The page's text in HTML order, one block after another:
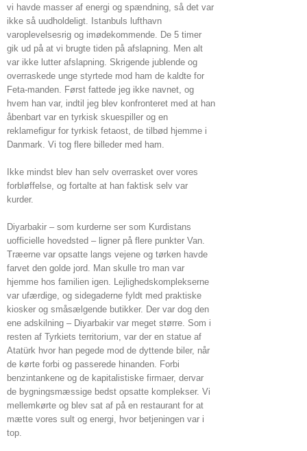
vi havde masser af energi og spændning, så det var
ikke så uudholdeligt. Istanbuls lufthavn
varoplevelsesrig og imødekommende. De 5 timer
gik ud på at vi brugte tiden på afslapning. Men alt
var ikke lutter afslapning. Skrigende jublende og
overraskede unge styrtede mod ham de kaldte for
Feta-manden. Først fattede jeg ikke navnet, og
hvem han var, indtil jeg blev konfronteret med at han
åbenbart var en tyrkisk skuespiller og en
reklamefigur for tyrkisk fetaost, de tilbød hjemme i
Danmark. Vi tog flere billeder med ham.
Ikke mindst blev han selv overrasket over vores
forbløffelse, og fortalte at han faktisk selv var
kurder.
Diyarbakir – som kurderne ser som Kurdistans
uofficielle hovedsted – ligner på flere punkter Van.
Træerne var opsatte langs vejene og tørken havde
farvet den golde jord. Man skulle tro man var
hjemme hos familien igen. Lejlighedskomplekserne
var ufærdige, og sidegaderne fyldt med praktiske
kiosker og småsælgende butikker. Der var dog den
ene adskilning – Diyarbakir var meget større. Som i
resten af Tyrkiets territorium, var der en statue af
Atatürk hvor han pegede mod de dyttende biler, når
de kørte forbi og passerede hinanden. Forbi
benzintankene og de kapitalistiske firmaer, dervar
de bygningsmæssige bedst opsatte komplekser. Vi
mellemkørte og blev sat af på en restaurant for at
mætte vores sult og energi, hvor betjeningen var i
top.